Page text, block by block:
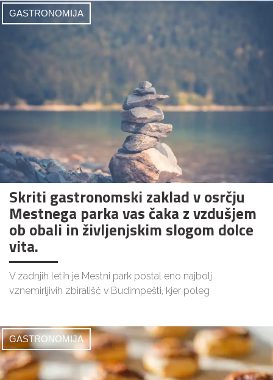
GASTRONOMIJA
Skriti gastronomski zaklad v osrčju
Mestnega parka vas čaka z vzdušjem
ob obali in življenjskim slogom dolce
vita.
V zadnjih letih je Mestni park postal eno najbolj
vznemirljivih zbirališč v Budimpešti, kjer poleg
GASTRONOMIJA